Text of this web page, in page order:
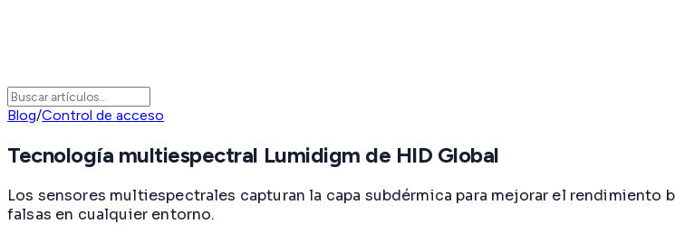
Blog/Control de acceso
Tecnología multiespectral Lumidigm de HID Global
Los sensores multiespectrales capturan la capa subdérmica para mejorar el
falsas en cualquier entorno.